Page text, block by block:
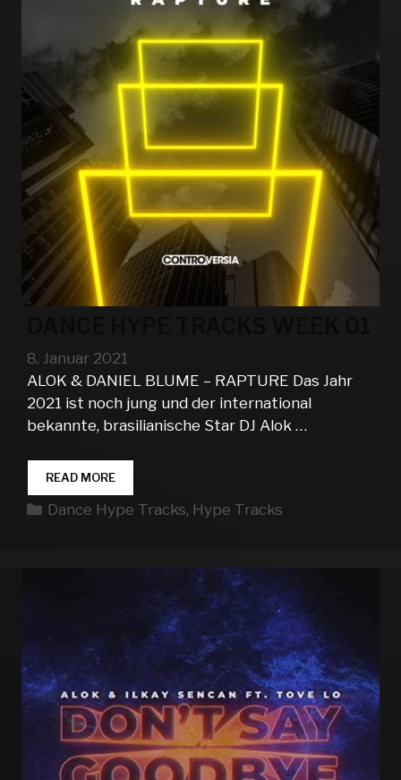
8. Januar 2021
ALOK & DANIEL BLUME – RAPTURE Das Jahr
2021 ist noch jung und der international
bekannte, brasilianische Star DJ Alok …
READ MOREDANCE
HYPE
TRACKS
Kategorien
Dance Hype Tracks, Hype Tracks